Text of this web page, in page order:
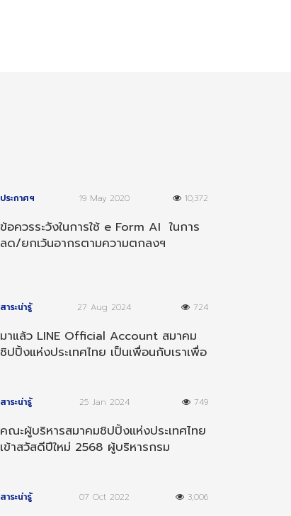
ประกาศฯ 19 May 2020 10,372
ข้อควรระวังในการใช้ e Form AI ในการ
ลด/ยกเว้นอากรตามความตกลงฯ
สาระน่ารู้ 27 Aug 2024 724
มาแล้ว LINE Official Account สมาคม
ชิปปิ้งแห่งประเทศไทย เป็นเพื่อนกับเราเพื่อ
สาระน่ารู้ 25 Jan 2024 749
คณะผู้บริหารสมาคมชิปปิ้งแห่งประเทศไทย
เข้าสวัสดีปีใหม่ 2568 ผู้บริหารกรม
สาระน่ารู้ 07 Oct 2022 3,006